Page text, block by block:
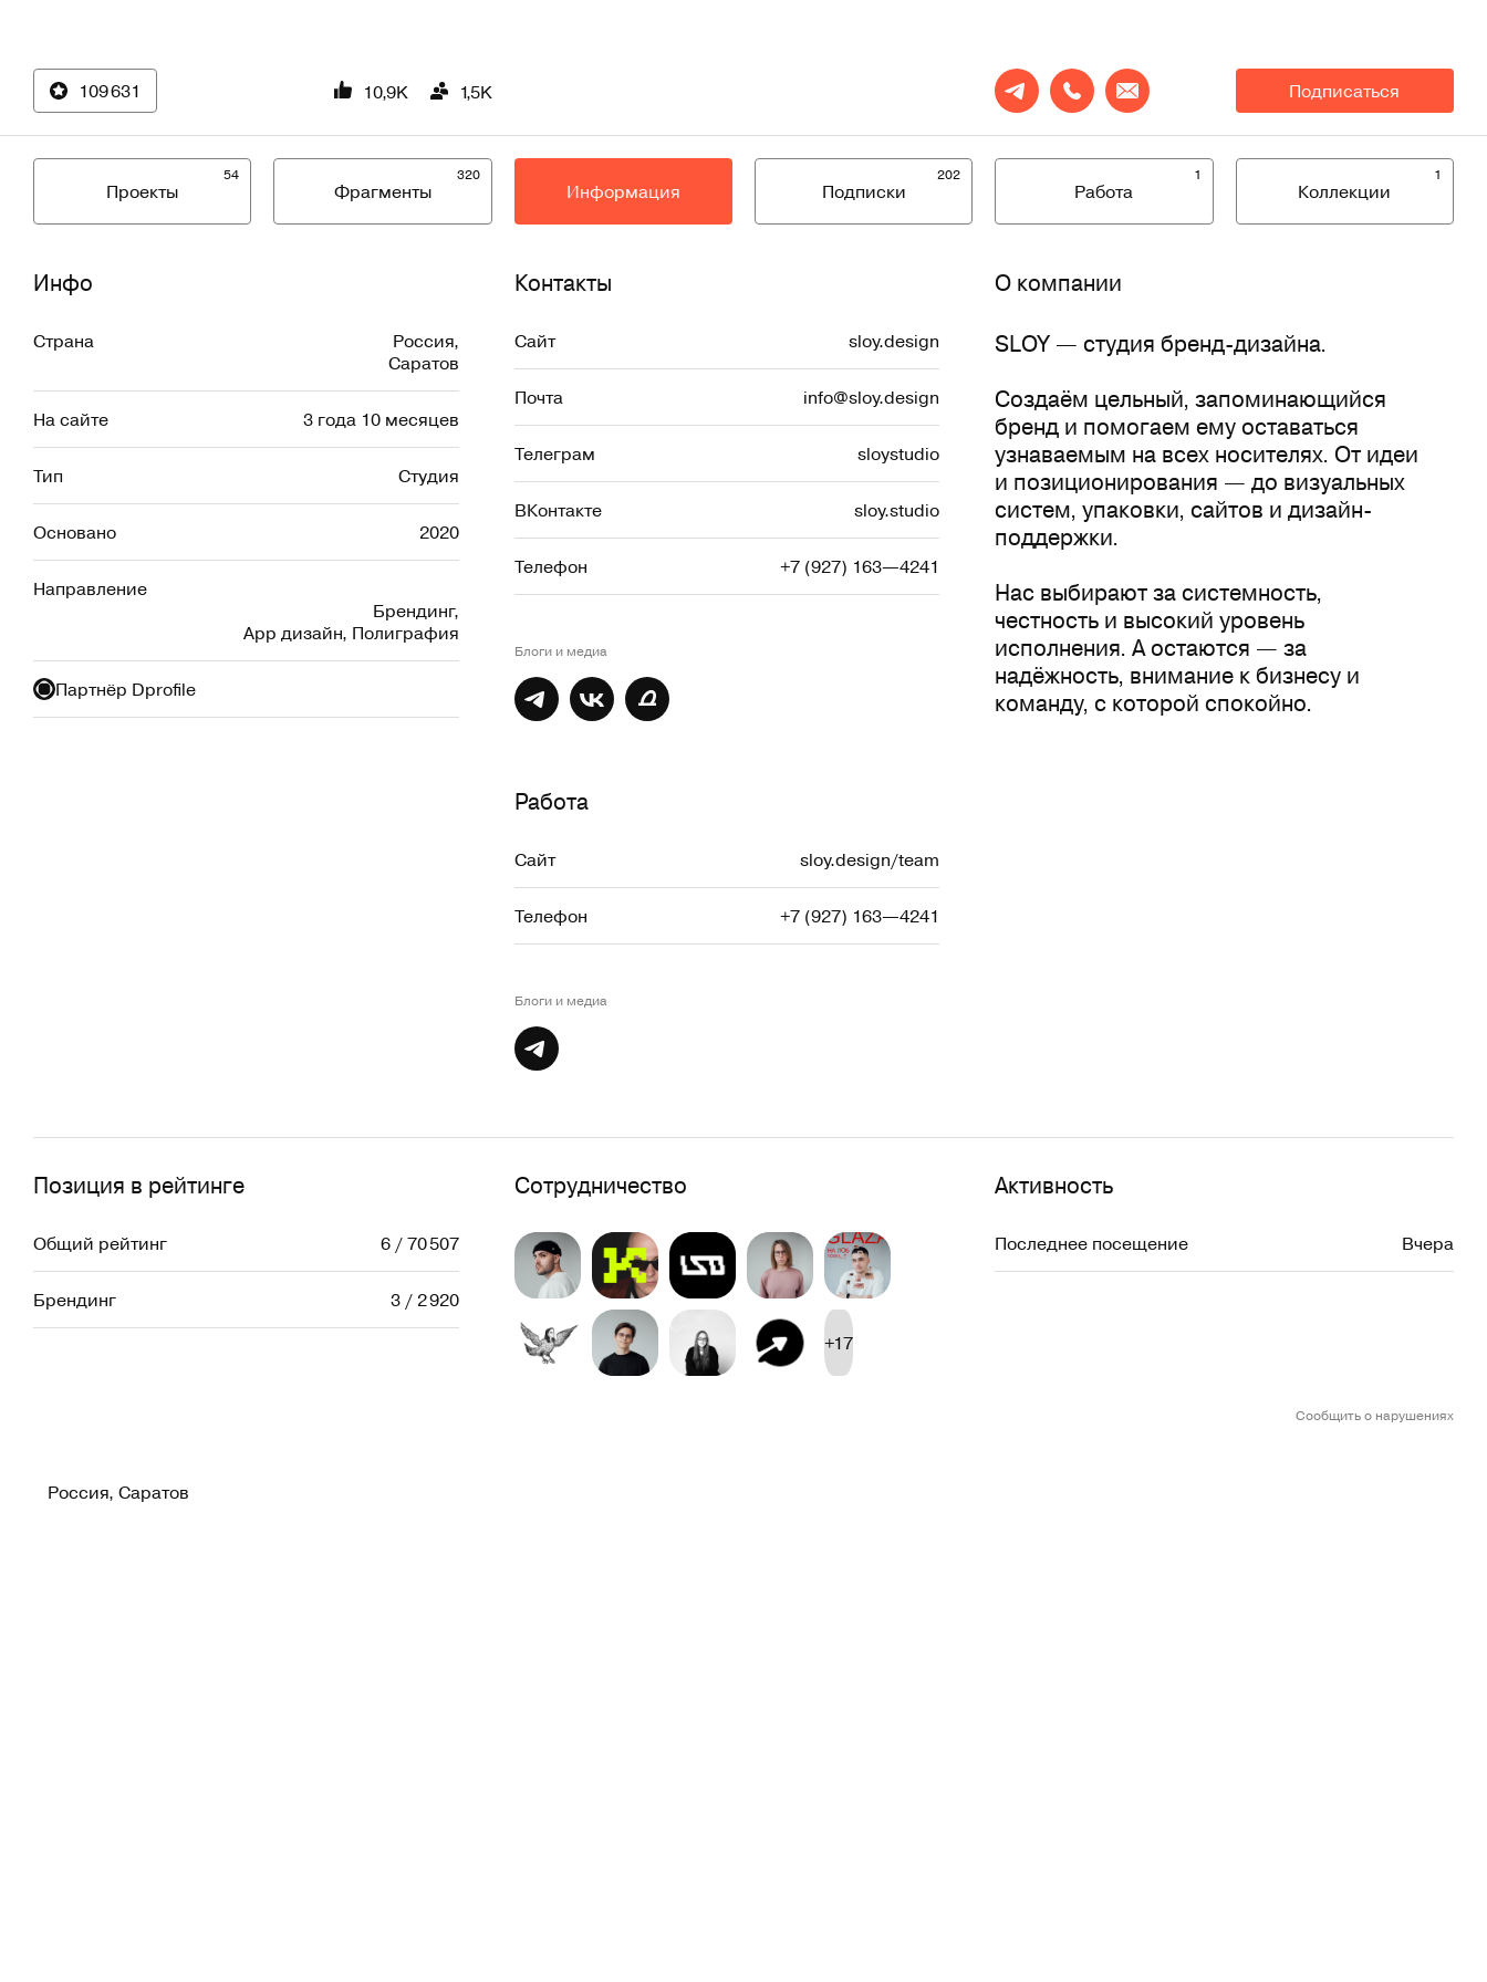
109 631 10,9K 1,5K Подписаться
54
Проекты
320
Фрагменты Информация
202
Подписки
1
Работа
1
Коллекции
Инфо
Страна Россия,
Саратов
На сайте 3 года 10 месяцев
Тип Студия
Основано 2020
Направление
Брендинг,
App дизайн, Полиграфия
Партнёр Dprofile
Контакты
Сайт sloy.design
Почта info@sloy.design
Телеграм sloystudio
ВКонтакте sloy.studio
Телефон +7 (927) 163—4241
Блоги и медиа
О компании
SLOY — студия бренд-дизайна.
Создаём цельный, запоминающийся
бренд и помогаем ему оставаться
узнаваемым на всех носителях. От идеи
и позиционирования — до визуальных
систем, упаковки, сайтов и дизайн-
поддержки.
Нас выбирают за системность,
честность и высокий уровень
исполнения. А остаются — за
надёжность, внимание к бизнесу и
команду, с которой спокойно.
Работа
Сайт sloy.design/team
Телефон +7 (927) 163—4241
Блоги и медиа
Позиция в рейтинге
Общий рейтинг 6 / 70 507
Брендинг 3 / 2 920
Сотрудничество
+17
Активность
Последнее посещение Вчера
Сообщить о нарушениях
Россия, Саратов